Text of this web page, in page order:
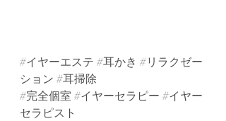
#イヤーエステ #耳かき #リラクゼー
ション #耳掃除
#完全個室 #イヤーセラピー #イヤー
セラピスト